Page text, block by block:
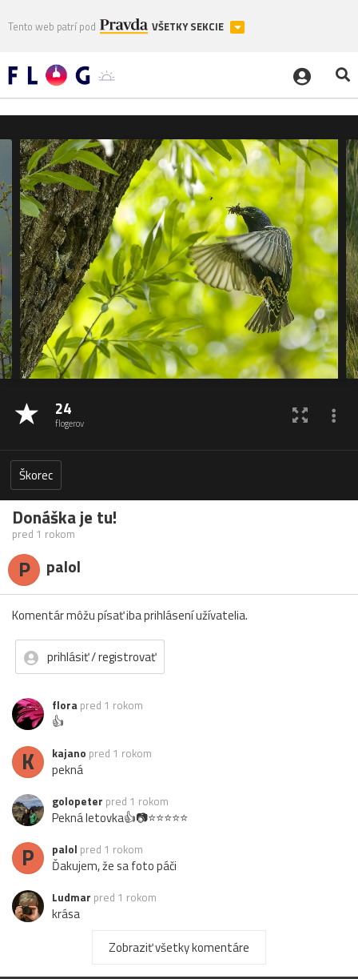
Tento web patrí pod VŠETKY SEKCIE
24
flogerov
Škorec
Donáška je tu!
pred 1 rokom
P palol
Komentár môžu písať iba prihlásení užívatelia.
prihlásiť / registrovať
flora pred 1 rokom
👍
K kajano pred 1 rokom
pekná
golopeter pred 1 rokom
Pekná letovka👍📷⭐⭐⭐⭐⭐
P palol pred 1 rokom
Ďakujem, že sa foto páči
Ludmar pred 1 rokom
krása
pred 1 rokom
Zobraziť všetky komentáre